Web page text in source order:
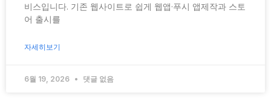
비스입니다. 기존 웹사이트로 쉽게 웹앱·푸시 앱제작과 스토
어 출시를
자세히보기
6월 19, 2026 댓글 없음